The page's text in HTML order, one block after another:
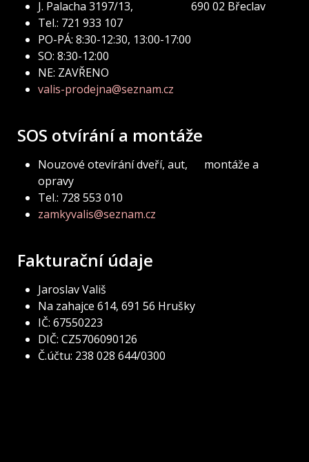
J. Palacha 3197/13, 690 02 Břeclav
Tel.: 721 933 107
PO-PÁ: 8:30-12:30, 13:00-17:00
SO: 8:30-12:00
NE: ZAVŘENO
valis-prodejna@seznam.cz
SOS otvírání a montáže
Nouzové otevírání dveří, aut, montáže a
opravy
Tel.: 728 553 010
zamkyvalis@seznam.cz
Fakturační údaje
Jaroslav Vališ
Na zahajce 614, 691 56 Hrušky
IČ: 67550223
DIČ: CZ5706090126
Č.účtu: 238 028 644/0300